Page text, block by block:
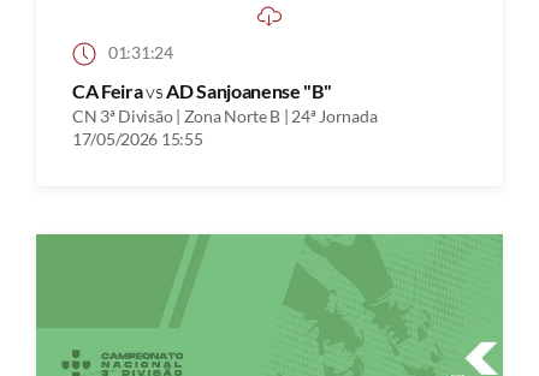
01:31:24
CA FeiravsAD Sanjoanense "B"
CN 3ª Divisão | Zona Norte B | 24ª Jornada
17/05/2026 15:55